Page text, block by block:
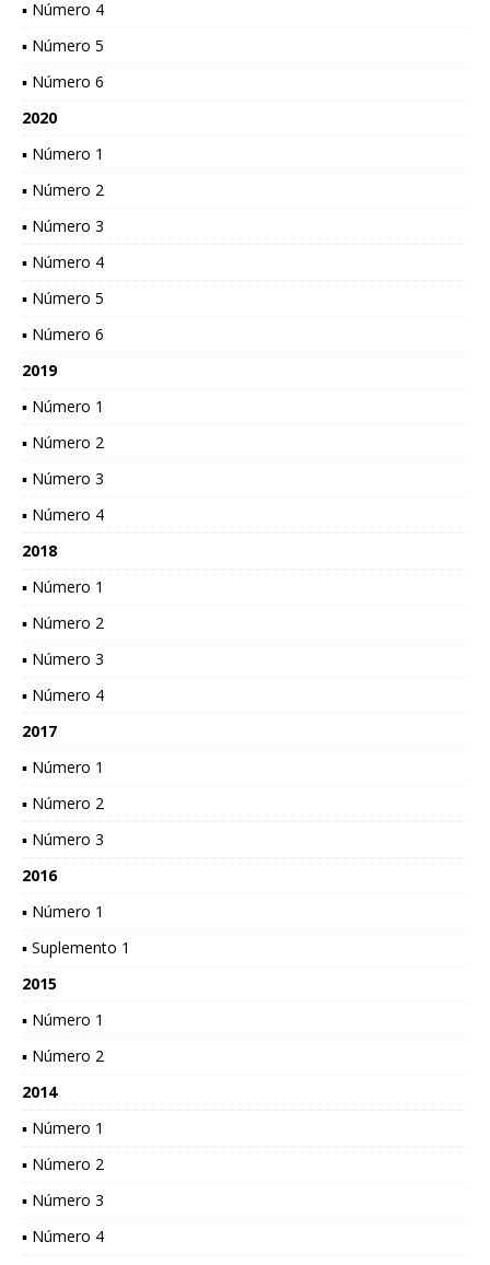
▪ Número 4
▪ Número 5
▪ Número 6
2020
▪ Número 1
▪ Número 2
▪ Número 3
▪ Número 4
▪ Número 5
▪ Número 6
2019
▪ Número 1
▪ Número 2
▪ Número 3
▪ Número 4
2018
▪ Número 1
▪ Número 2
▪ Número 3
▪ Número 4
2017
▪ Número 1
▪ Número 2
▪ Número 3
2016
▪ Número 1
▪ Suplemento 1
2015
▪ Número 1
▪ Número 2
2014
▪ Número 1
▪ Número 2
▪ Número 3
▪ Número 4